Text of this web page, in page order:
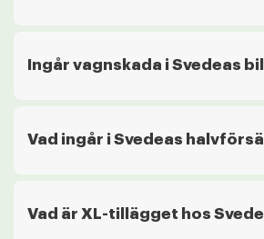
Ingår vagnskada i Svedeas
Vad ingår i Svedeas
Vad är XL-tillägget hos